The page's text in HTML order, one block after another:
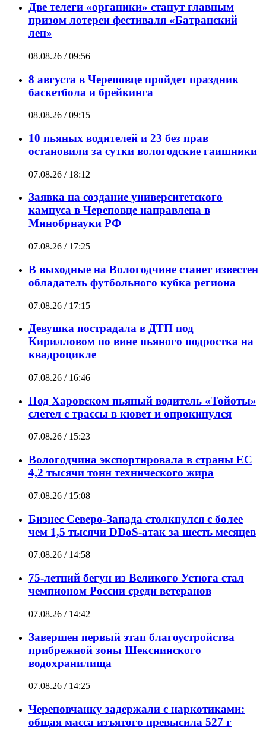
Две телеги «органики» станут главным
призом лотереи фестиваля «Батранский
лен»
08.08.26 / 09:56
8 августа в Череповце пройдет праздник
баскетбола и брейкинга
08.08.26 / 09:15
10 пьяных водителей и 23 без прав
остановили за сутки вологодские гаишники
07.08.26 / 18:12
Заявка на создание университетского
кампуса в Череповце направлена в
Минобрнауки РФ
07.08.26 / 17:25
В выходные на Вологодчине станет известен
обладатель футбольного кубка региона
07.08.26 / 17:15
Девушка пострадала в ДТП под
Кирилловом по вине пьяного подростка на
квадроцикле
07.08.26 / 16:46
Под Харовском пьяный водитель «Тойоты»
слетел с трассы в кювет и опрокинулся
07.08.26 / 15:23
Вологодчина экспортировала в страны ЕС
4,2 тысячи тонн технического жира
07.08.26 / 15:08
Бизнес Северо-Запада столкнулся с более
чем 1,5 тысячи DDoS-атак за шесть месяцев
07.08.26 / 14:58
75-летний бегун из Великого Устюга стал
чемпионом России среди ветеранов
07.08.26 / 14:42
Завершен первый этап благоустройства
прибрежной зоны Шекснинского
водохранилища
07.08.26 / 14:25
Череповчанку задержали с наркотиками:
общая масса изъятого превысила 527 г